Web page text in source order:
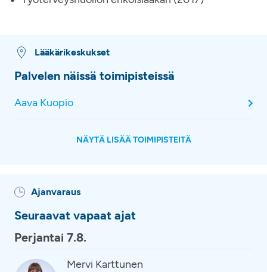
Lääkärikeskukset
Palvelen näissä toimipisteissä
Aava Kuopio
NÄYTÄ LISÄÄ TOIMIPISTEITÄ
Ajanvaraus
Seuraavat vapaat ajat
Perjantai 7.8.
Mervi Karttunen